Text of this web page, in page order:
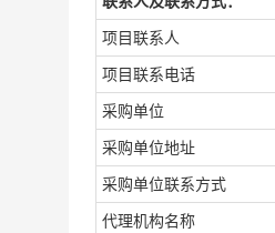
项目联系人
项目联系电话
采购单位
采购单位地址
采购单位联系方式
代理机构名称